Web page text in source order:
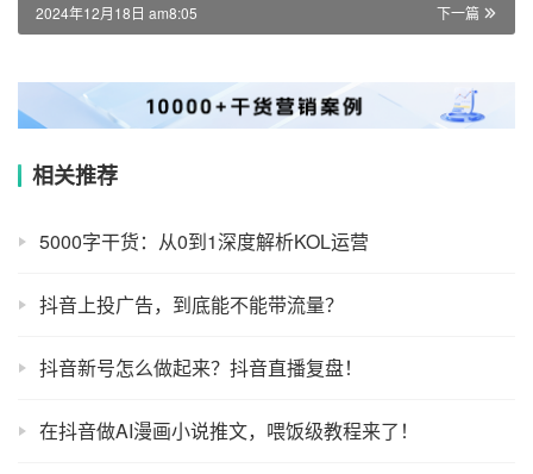
下一篇
2024年12月18日 am8:05
相关推荐
5000字干货：从0到1深度解析KOL运营
抖音上投广告，到底能不能带流量？
抖音新号怎么做起来？抖音直播复盘！
在抖音做AI漫画小说推文，喂饭级教程来了！